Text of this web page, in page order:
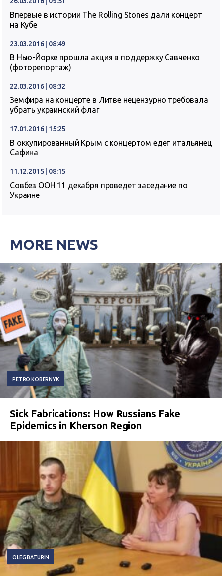
Впервые в истории The Rolling Stones дали концерт
на Кубе
23.03.2016 | 08:49
В Нью-Йорке прошла акция в поддержку Савченко
(фоторепортаж)
22.03.2016 | 08:32
Земфира на концерте в Литве нецензурно требовала
убрать украинский флаг
17.01.2016 | 15:25
В оккупированный Крым с концертом едет итальянец
Сафина
11.12.2015 | 08:15
Совбез ООН 11 декабря проведет заседание по
Украине
MORE NEWS
PETRO KOBERNYK
Sick Fabrications: How Russians Fake
Epidemics in Kherson Region
OLEG BATURIN